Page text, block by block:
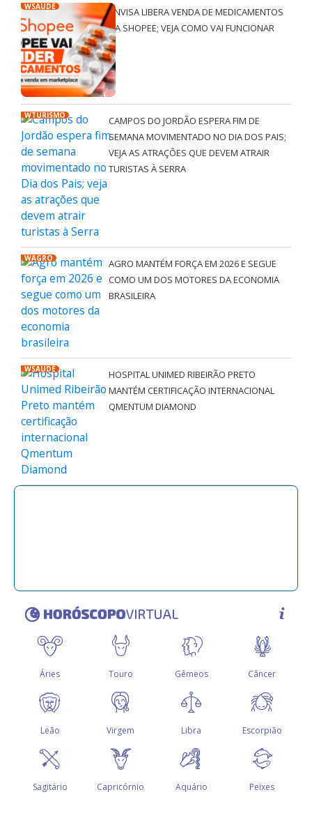
WSAÚDE
ANVISA LIBERA VENDA DE MEDICAMENTOS
NA SHOPEE; VEJA COMO VAI FUNCIONAR
WTURISMO
CAMPOS DO JORDÃO ESPERA FIM DE
SEMANA MOVIMENTADO NO DIA DOS PAIS;
VEJA AS ATRAÇÕES QUE DEVEM ATRAIR
TURISTAS À SERRA
WAGRO
AGRO MANTÉM FORÇA EM 2026 E SEGUE
COMO UM DOS MOTORES DA ECONOMIA
BRASILEIRA
WSAÚDE
HOSPITAL UNIMED RIBEIRÃO PRETO
MANTÉM CERTIFICAÇÃO INTERNACIONAL
QMENTUM DIAMOND